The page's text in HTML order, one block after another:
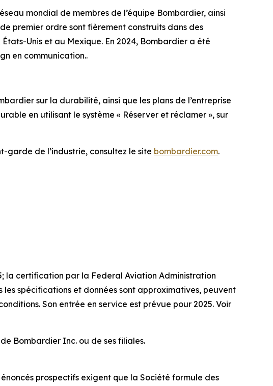
mondial de membres de l’équipe Bombardier, ainsi
premier ordre sont fièrement construits dans des
Unis et au Mexique. En 2024, Bombardier a été
en communication..
sur la durabilité, ainsi que les plans de l’entreprise
en utilisant le système « Réserver et réclamer », sur
garde de l’industrie, consultez le site bombardier.com.
la certification par la Federal Aviation Administration
les spécifications et données sont approximatives, peuvent
. Son entrée en service est prévue pour 2025. Voir
Bombardier Inc. ou de ses filiales.
prospectifs exigent que la Société formule des